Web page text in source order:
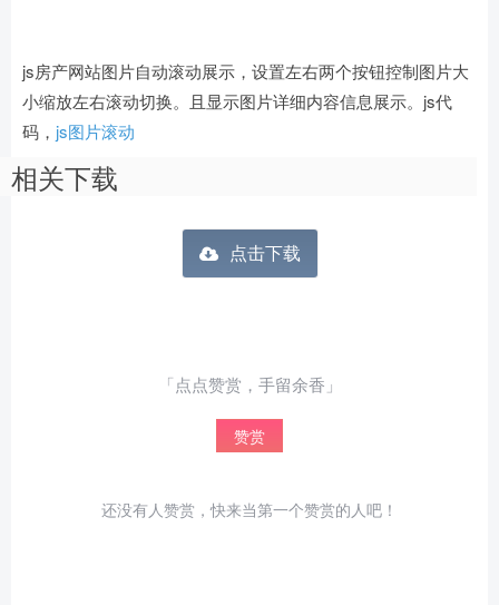
js房产网站图片自动滚动展示，设置左右两个按钮控制图片大
小缩放左右滚动切换。且显示图片详细内容信息展示。js代
码， js图片滚动
相关下载
点击下载
「点点赞赏，手留余香」
赞赏
还没有人赞赏，快来当第一个赞赏的人吧！